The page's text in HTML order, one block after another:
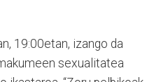
19:00etan, izango da
sexualitatea